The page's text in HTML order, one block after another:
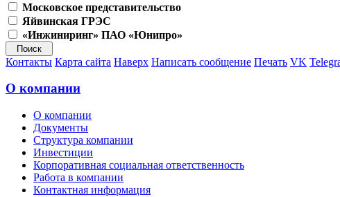
Московское представительство
Яйвинская ГРЭС
«Инжиниринг» ПАО «Юнипро»
Контакты Карта сайта Наверх Написать сообщение Печать VK
О компании
О компании
Документы
Структура компании
Инвестиции
Корпоративная социальная ответственность
Работа в компании
Контактная информация